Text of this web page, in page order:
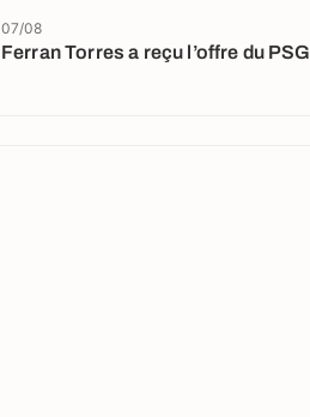
Ferran Torres a reçu l’offre du PSG
07/08